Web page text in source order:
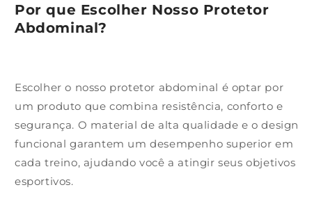
Por que Escolher Nosso Protetor
Abdominal?
Escolher o nosso protetor abdominal é optar por
um produto que combina resistência, conforto e
segurança. O material de alta qualidade e o design
funcional garantem um desempenho superior em
cada treino, ajudando você a atingir seus objetivos
esportivos.